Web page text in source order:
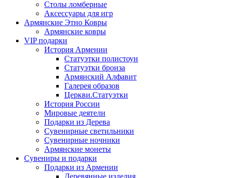
Столы ломберные
Аксессуары для игр
Армянские Этно Ковры
Армянские ковры
VIP подарки
История Армении
Статуэтки полистоун
Статуэтки бронза
Армянский Алфавит
Галерея образов
Церкви.Статуэтки
История России
Мировые деятели
Подарки из Дерева
Сувенирные светильники
Сувенирные ночники
Армянские монеты
Сувениры и подарки
Подарки из Армении
Деревянные изделия